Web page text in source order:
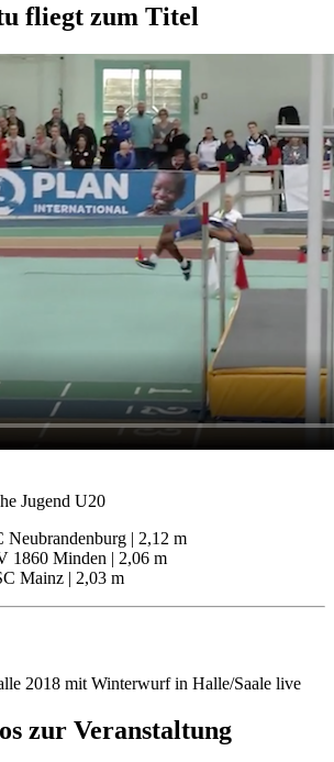
fliegt zum Titel
Jugend U20
Neubrandenburg | 2,12 m
1860 Minden | 2,06 m
Mainz | 2,03 m
2018 mit Winterwurf in Halle/Saale live
zur Veranstaltung